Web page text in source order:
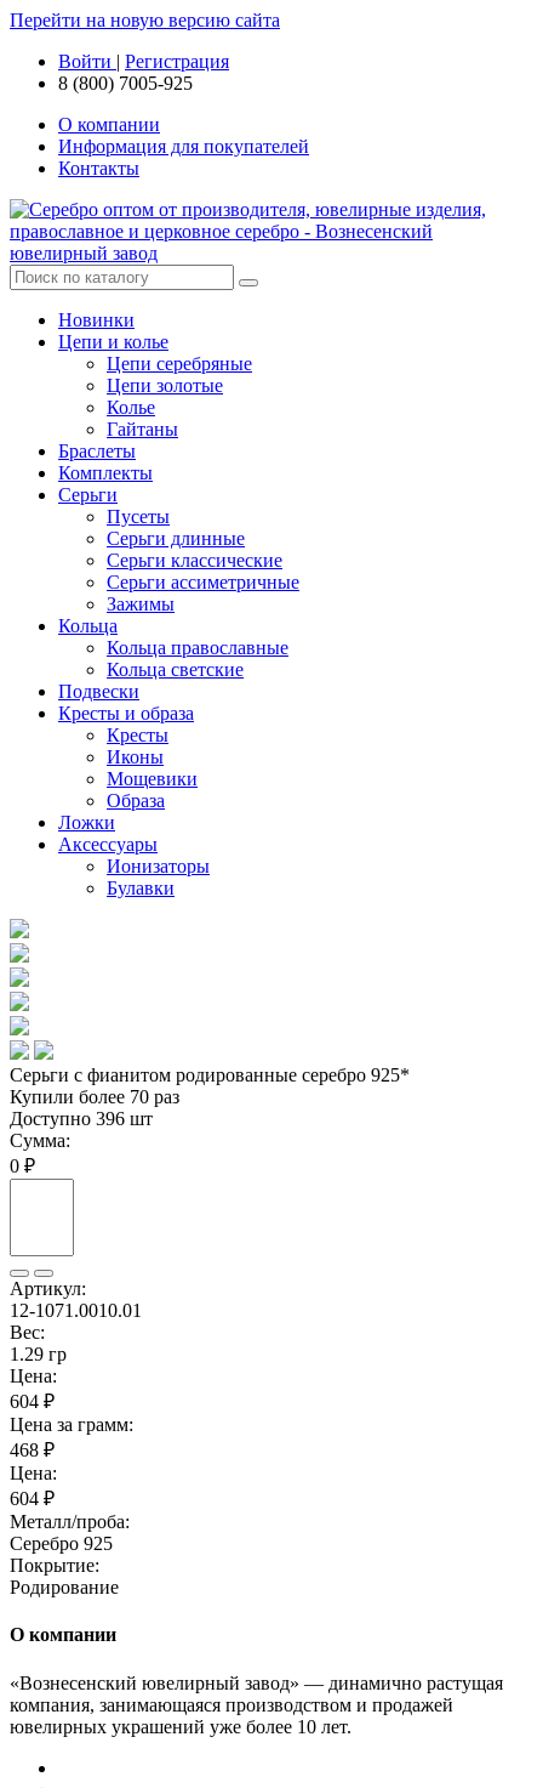
Перейти на новую версию сайта
Войти | Регистрация
8 (800) 7005-925
О компании
Информация для покупателей
Контакты
Новинки
Цепи и колье
Цепи серебряные
Цепи золотые
Колье
Гайтаны
Браслеты
Комплекты
Серьги
Пусеты
Серьги длинные
Серьги классические
Серьги ассиметричные
Зажимы
Кольца
Кольца православные
Кольца светские
Подвески
Кресты и образа
Кресты
Иконы
Мощевики
Образа
Ложки
Аксессуары
Ионизаторы
Булавки
Серьги с фианитом родированные серебро 925*
Купили более 70 раз
Доступно 396 шт
Сумма:
0 ₽
Артикул:
12-1071.0010.01
Вес:
1.29 гр
Цена:
604 ₽
Цена за грамм:
468 ₽
Цена:
604 ₽
Металл/проба:
Серебро 925
Покрытие:
Родирование
О компании
«Вознесенский ювелирный завод» — динамично растущая
компания, занимающаяся производством и продажей
ювелирных украшений уже более 10 лет.